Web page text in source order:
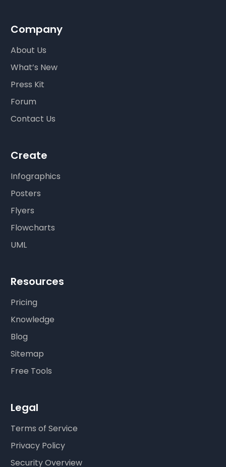
Company
About Us
What’s New
Press Kit
Forum
Contact Us
Create
Infographics
Posters
Flyers
Flowcharts
UML
Resources
Pricing
Knowledge
Blog
Sitemap
Free Tools
Legal
Terms of Service
Privacy Policy
Security Overview